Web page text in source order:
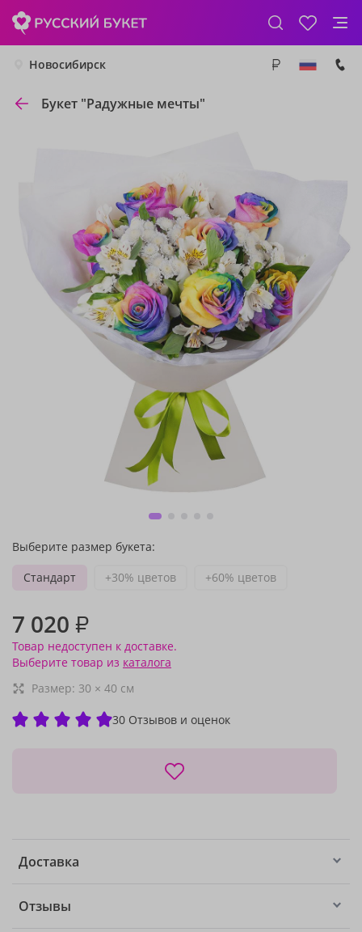
Новосибирск
Букет "Радужные мечты"
Выберите размер букета:
Стандарт
+30% цветов +60% цветов
7 020 ₽
Товар недоступен к доставке.
Выберите товар из каталога
Размер: 30 × 40 см
30 Отзывов и оценок
Доставка
Отзывы